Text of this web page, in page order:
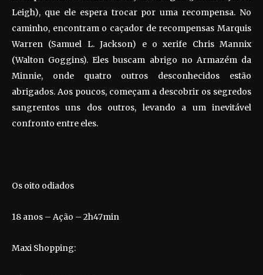
Leigh), que ele espera trocar por uma recompensa. No
caminho, encontram o caçador de recompensas Marquis
Warren (Samuel L. Jackson) e o xerife Chris Mannix
(Walton Goggins). Eles buscam abrigo no Armazém da
Minnie, onde quatro outros desconhecidos estão
abrigados. Aos poucos, começam a descobrir os segredos
sangrentos uns dos outros, levando a um inevitável
confronto entre eles.
Os oito odiados
18 anos – Ação – 2h47min
Maxi Shopping: